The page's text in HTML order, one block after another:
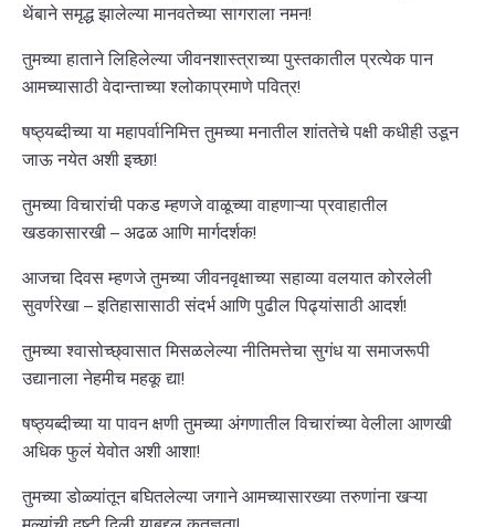
थेंबाने समृद्ध झालेल्या मानवतेच्या सागराला नमन!
तुमच्या हाताने लिहिलेल्या जीवनशास्त्राच्या पुस्तकातील प्रत्येक पान
आमच्यासाठी वेदान्ताच्या श्लोकाप्रमाणे पवित्र!
षष्ठ्यब्दीच्या या महापर्वानिमित्त तुमच्या मनातील शांततेचे पक्षी कधीही उडून
जाऊ नयेत अशी इच्छा!
तुमच्या विचारांची पकड म्हणजे वाळूच्या वाहणाऱ्या प्रवाहातील
खडकासारखी – अढळ आणि मार्गदर्शक!
आजचा दिवस म्हणजे तुमच्या जीवनवृक्षाच्या सहाव्या वलयात कोरलेली
सुवर्णरेखा – इतिहासासाठी संदर्भ आणि पुढील पिढ्यांसाठी आदर्श!
तुमच्या श्वासोच्छ्वासात मिसळलेल्या नीतिमत्तेचा सुगंध या समाजरूपी
उद्यानाला नेहमीच महकू द्या!
षष्ठ्यब्दीच्या या पावन क्षणी तुमच्या अंगणातील विचारांच्या वेलीला आणखी
अधिक फुलं येवोत अशी आशा!
तुमच्या डोळ्यांतून बघितलेल्या जगाने आमच्यासारख्या तरुणांना खऱ्या